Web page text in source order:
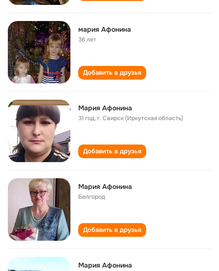
мария Афонина
36 лет
Добавить в друзья
Мария Афонина
31 год,г. Свирск (Иркутская область)
Добавить в друзья
Мария Афонина
Белгород
Добавить в друзья
Мария Афонина